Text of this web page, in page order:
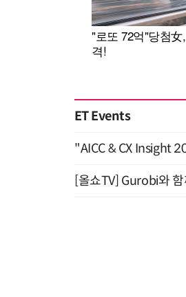
ET Events
"AICC & CX Insight
[올쇼TV] Gurobi와